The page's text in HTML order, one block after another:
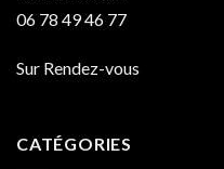
06 78 49 46 77
Sur Rendez-vous
CATÉGORIES